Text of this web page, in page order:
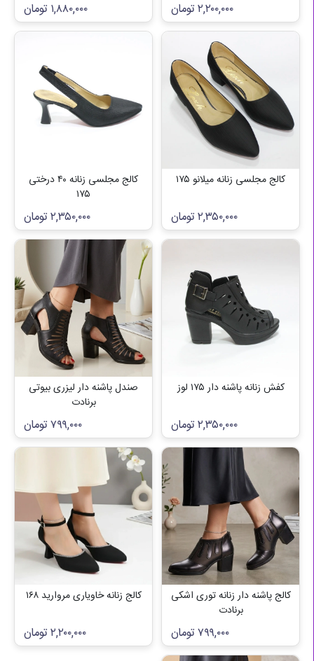
۲,۲۰۰,۰۰۰تومان ۱,۸۸۰,۰۰۰ تومان
کالج مجلسی زنانه میلانو ۱۷۵
۲,۳۵۰,۰۰۰تومان
کالج مجلسی زنانه ۴۰ درختی
۱۷۵
۲,۳۵۰,۰۰۰تومان
کفش زنانه پاشنه دار ۱۷۵ لوز
۲,۳۵۰,۰۰۰تومان
صندل پاشنه دار لیزری بیوتی
برنادت
۷۹۹,۰۰۰تومان
کالج پاشنه دار زنانه توری اشکی
برنادت
۷۹۹,۰۰۰تومان
کالج زنانه خاویاری مروارید ۱۶۸
۲,۲۰۰,۰۰۰تومان